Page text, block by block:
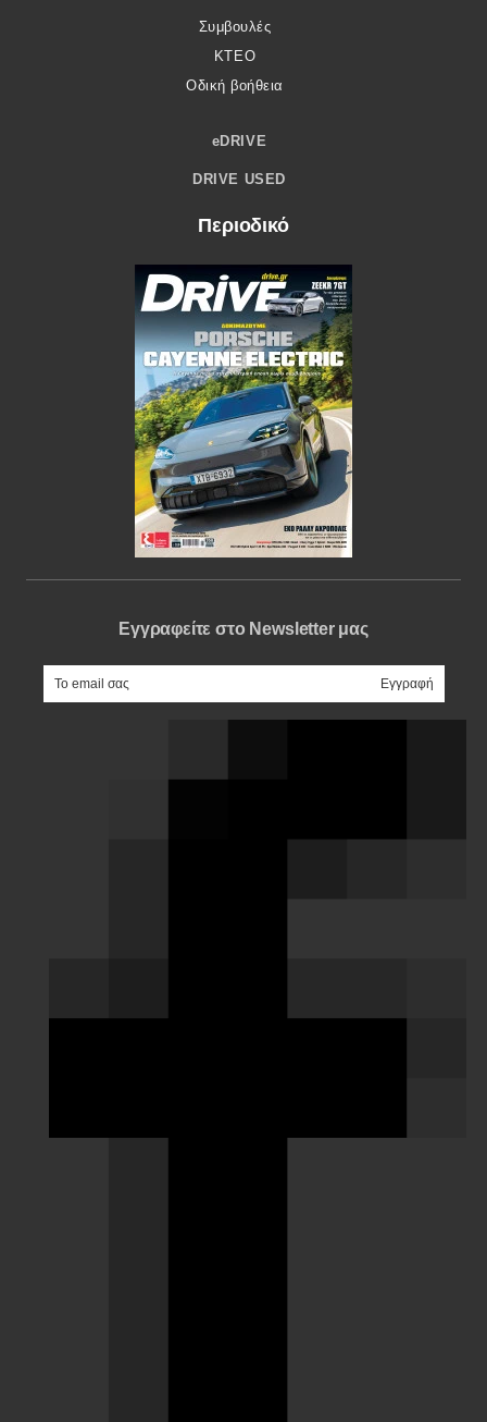
Συμβουλές
ΚΤΕΟ
Οδική βοήθεια
eDRIVE
DRIVE USED
Περιοδικό
Εγγραφείτε στο Newsletter μας
e-mail